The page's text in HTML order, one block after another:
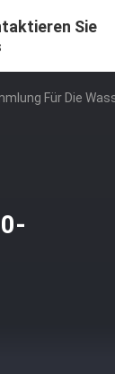
Sie
Für Die